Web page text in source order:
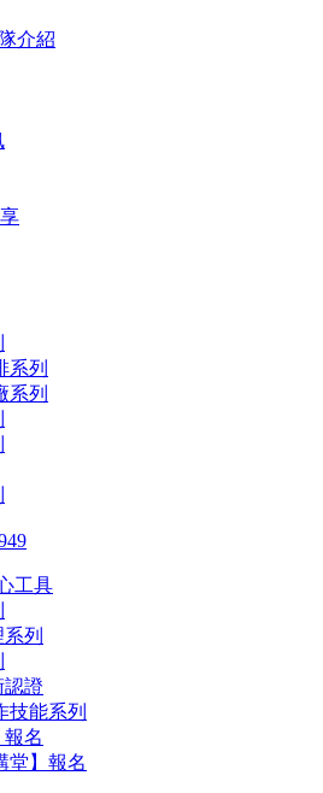
介紹
系列
系列
工具
列
認證
技能系列
報名
堂】報名